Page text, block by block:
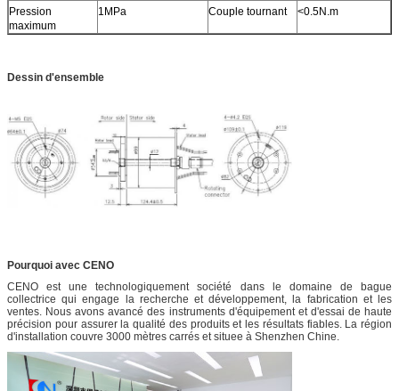
Pression
maximum
1MPa Couple tournant <0.5N.m
Dessin d'ensemble
Pourquoi avec CENO
CENO est une technologiquement société dans le domaine de bague
collectrice qui engage la recherche et développement, la fabrication et les
ventes. Nous avons avancé des instruments d'équipement et d'essai de haute
précision pour assurer la qualité des produits et les résultats fiables. La région
d'installation couvre 3000 mètres carrés et situee à Shenzhen Chine.